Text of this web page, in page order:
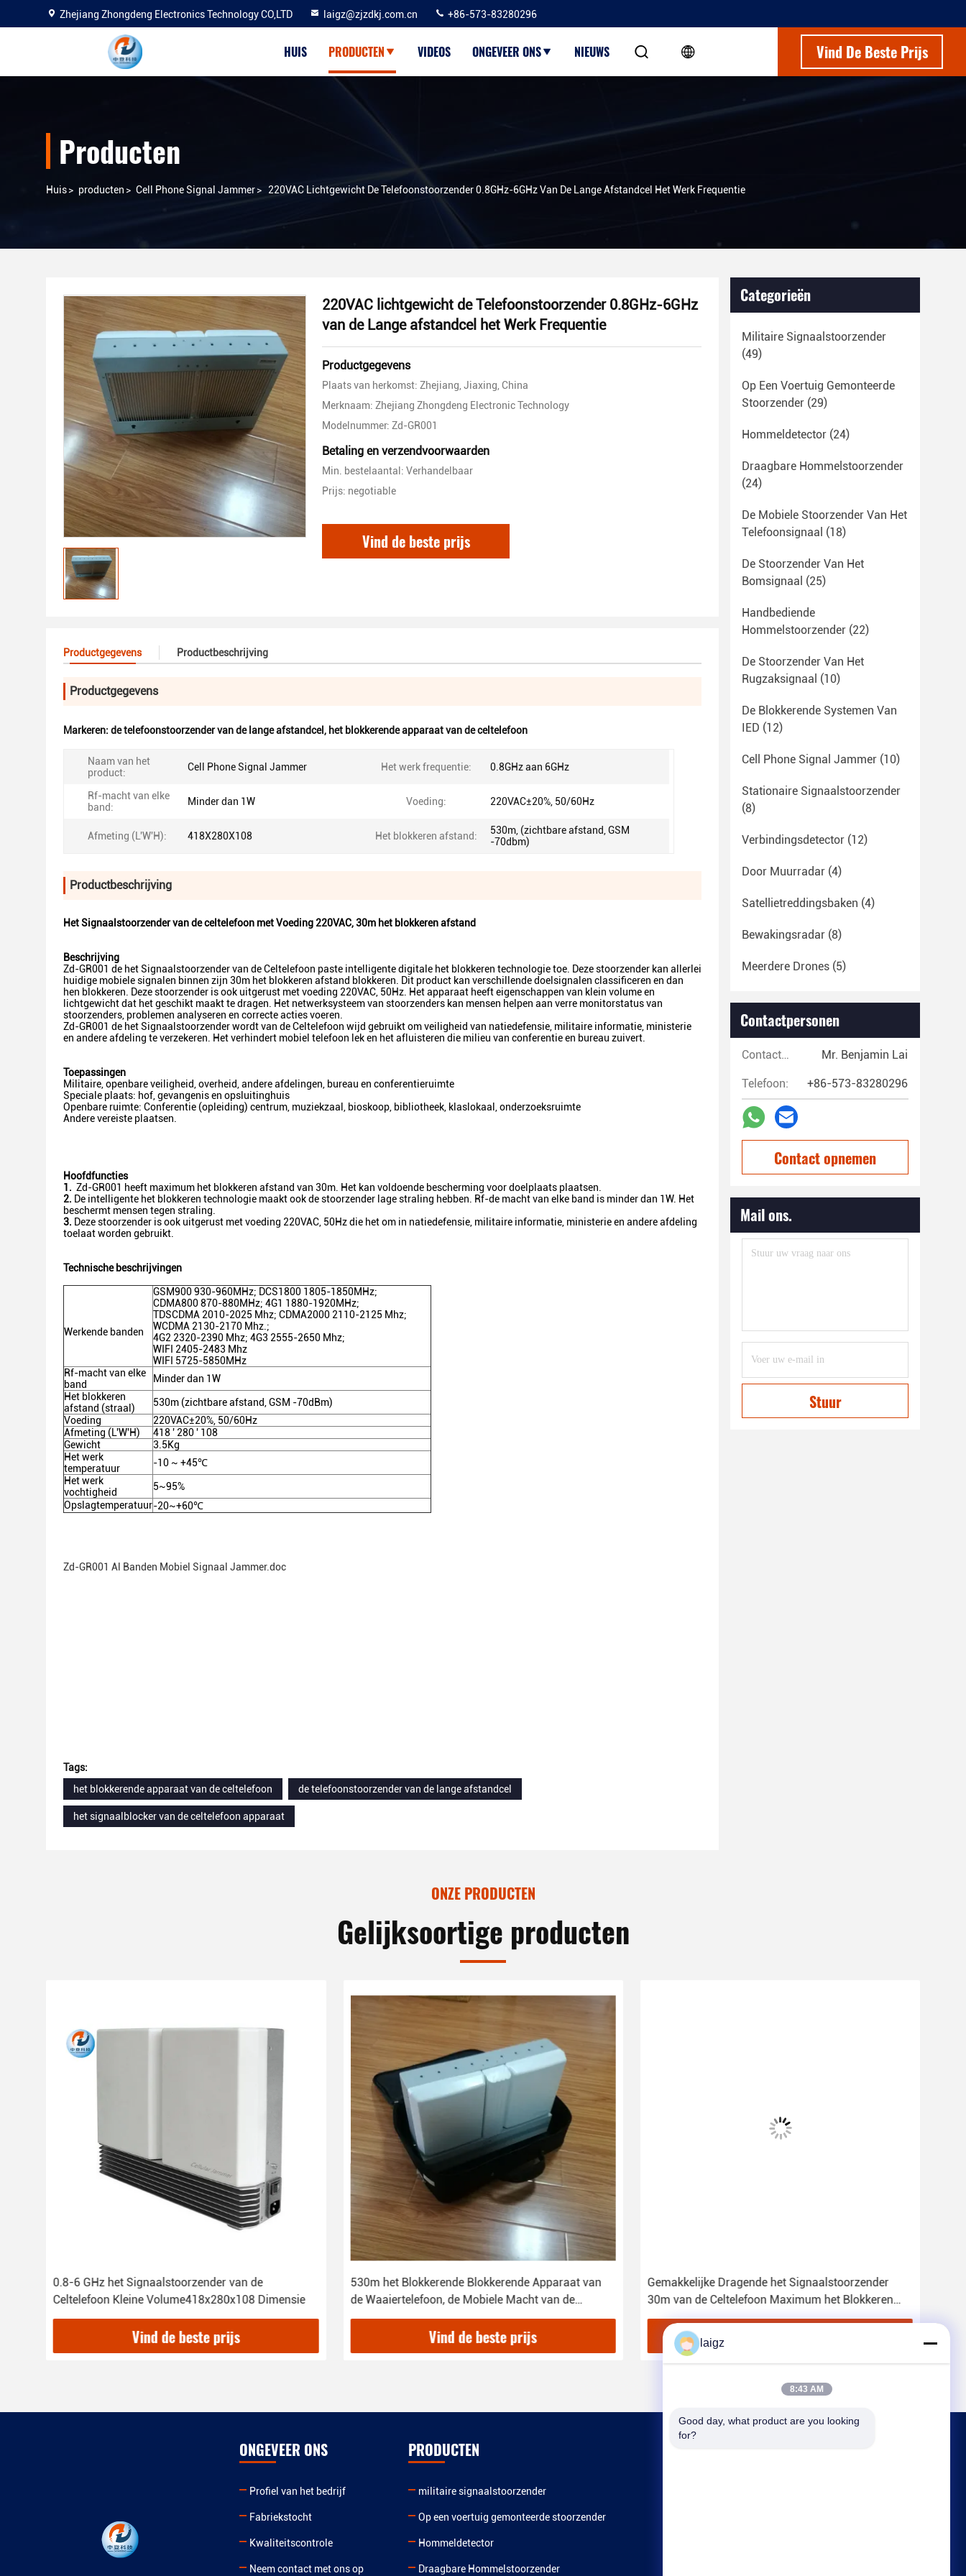
Zhejiang Zhongdeng Electronics Technology CO,LTD laigz@zjzdkj.com.cn +86-573-83280296
HUIS PRODUCTEN VIDEOS ONGEVEER ONS NIEUWS Vind De Beste Prijs
Producten
Huis> producten > Cell Phone Signal Jammer> 220VAC Lichtgewicht De Telefoonstoorzender 0.8GHz-6GHz Van De Lange Afstandcel Het Werk Frequentie
220VAC lichtgewicht de Telefoonstoorzender 0.8GHz-6GHz
van de Lange afstandcel het Werk Frequentie
Productgegevens
Plaats van herkomst: Zhejiang, Jiaxing, China
Merknaam: Zhejiang Zhongdeng Electronic Technology
Modelnummer: Zd-GR001
Betaling en verzendvoorwaarden
Min. bestelaantal: Verhandelbaar
Prijs: negotiable
Vind de beste prijs
Productgegevens Productbeschrijving
Productgegevens
Markeren: de telefoonstoorzender van de lange afstandcel, het blokkerende apparaat van de celtelefoon
Naam van het
product:
Cell Phone Signal Jammer Het werk frequentie: 0.8GHz aan 6GHz
Rf-macht van elke
band:
Minder dan 1W Voeding: 220VAC±20%, 50/60Hz
Afmeting (L'W'H): 418X280X108 Het blokkeren afstand:
530m, (zichtbare afstand, GSM
-70dbm)
Productbeschrijving
Het Signaalstoorzender van de celtelefoon met Voeding 220VAC, 30m het blokkeren afstand
Beschrijving
Zd-GR001 de het Signaalstoorzender van de Celtelefoon paste intelligente digitale het blokkeren technologie toe. Deze stoorzender kan allerlei
huidige mobiele signalen binnen zijn 30m het blokkeren afstand blokkeren. Dit product kan verschillende doelsignalen classificeren en dan
hen blokkeren. Deze stoorzender is ook uitgerust met voeding 220VAC, 50Hz. Het apparaat heeft eigenschappen van klein volume en
lichtgewicht dat het geschikt maakt te dragen. Het netwerksysteem van stoorzenders kan mensen helpen aan verre monitorstatus van
stoorzenders, problemen analyseren en correcte acties voeren.
Zd-GR001 de het Signaalstoorzender wordt van de Celtelefoon wijd gebruikt om veiligheid van natiedefensie, militaire informatie, ministerie
en andere afdeling te verzekeren. Het verhindert mobiel telefoon lek en het afluisteren die milieu van conferentie en bureau zuivert.
Toepassingen
Militaire, openbare veiligheid, overheid, andere afdelingen, bureau en conferentieruimte
Speciale plaats: hof, gevangenis en opsluitinghuis
Openbare ruimte: Conferentie (opleiding) centrum, muziekzaal, bioskoop, bibliotheek, klaslokaal, onderzoeksruimte
Andere vereiste plaatsen.
Hoofdfuncties
1. Zd-GR001 heeft maximum het blokkeren afstand van 30m. Het kan voldoende bescherming voor doelplaats plaatsen.
2. De intelligente het blokkeren technologie maakt ook de stoorzender lage straling hebben. Rf-de macht van elke band is minder dan 1W. Het
beschermt mensen tegen straling.
3. Deze stoorzender is ook uitgerust met voeding 220VAC, 50Hz die het om in natiedefensie, militaire informatie, ministerie en andere afdeling
toelaat worden gebruikt.
Technische beschrijvingen
Werkende banden
GSM900 930-960MHz; DCS1800 1805-1850MHz;
CDMA800 870-880MHz; 4G1 1880-1920MHz;
TDSCDMA 2010-2025 Mhz; CDMA2000 2110-2125 Mhz;
WCDMA 2130-2170 Mhz.;
4G2 2320-2390 Mhz; 4G3 2555-2650 Mhz;
WIFI 2405-2483 Mhz
WIFI 5725-5850MHz
Rf-macht van elke
band
Minder dan 1W
Het blokkeren
afstand (straal)
530m (zichtbare afstand, GSM -70dBm)
Voeding
220VAC±20%, 50/60Hz
Afmeting (L'W'H)
418 ' 280 ' 108
Gewicht
3.5Kg
Het werk
temperatuur
-10 ~ +45℃
Het werk
vochtigheid
5~95%
Opslagtemperatuur-20~+60℃
Zd-GR001 Al Banden Mobiel Signaal Jammer.doc
Tags:
het blokkerende apparaat van de celtelefoon
de telefoonstoorzender van de lange afstandcel
het signaalblocker van de celtelefoon apparaat
Categorieën
Militaire Signaalstoorzender
(49)
Op Een Voertuig Gemonteerde
Stoorzender (29)
Hommeldetector (24)
Draagbare Hommelstoorzender
(24)
De Mobiele Stoorzender Van Het
Telefoonsignaal (18)
De Stoorzender Van Het
Bomsignaal (25)
Handbediende
Hommelstoorzender (22)
De Stoorzender Van Het
Rugzaksignaal (10)
De Blokkerende Systemen Van
IED (12)
Cell Phone Signal Jammer (10)
Stationaire Signaalstoorzender
(8)
Verbindingsdetector (12)
Door Muurradar (4)
Satellietreddingsbaken (4)
Bewakingsradar (8)
Meerdere Drones (5)
Contactpersonen
Contactpersonen: Mr. Benjamin Lai
Telefoon: +86-573-83280296
Contact opnemen
Mail ons.
Stuur
ONZE PRODUCTEN
Gelijksoortige producten
0.8-6 GHz het Signaalstoorzender van de
Celtelefoon Kleine Volume418x280x108 Dimensie
Vind de beste prijs
530m het Blokkerende Blokkerende Apparaat van
de Waaiertelefoon, de Mobiele Macht van de
Telefoonstoorzender 1W rf
Vind de beste prijs
Gemakkelijke Dragende het Signaalstoorzender
30m van de Celtelefoon Maximum het Blokkeren
Afstand
ONGEVEER ONS
Profiel van het bedrijf
Fabriekstocht
Kwaliteitscontrole
Neem contact met ons op
PRODUCTEN
militaire signaalstoorzender
Op een voertuig gemonteerde stoorzender
Hommeldetector
Draagbare Hommelstoorzender
laigz
8:43 AM
Good day, what product are you looking
for?